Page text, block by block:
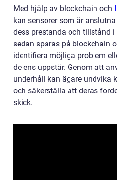
Med hjälp av blockchain och
kan sensorer som är
dess prestanda och tillstånd
sedan sparas på blockchain
identifiera möjliga problem
de ens uppstår. Genom att
underhåll kan ägare undvika
och säkerställa att deras
skick.